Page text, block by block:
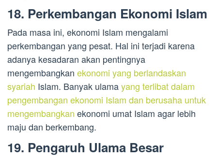
18. Perkembangan Ekonomi Islam
Pada masa ini, ekonomi Islam mengalami
perkembangan yang pesat. Hal ini terjadi karena
adanya kesadaran akan pentingnya
mengembangkan ekonomi yang berlandaskan
syariah Islam. Banyak ulamayang terlibat dalam
pengembangan ekonomi Islam dan berusaha untuk
mengembangkan ekonomi umat Islam agar lebih
maju dan berkembang.
19. Pengaruh Ulama Besar